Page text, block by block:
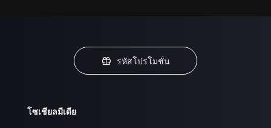
รหัสโปรโมชั่น
โซเชียลมีเดีย